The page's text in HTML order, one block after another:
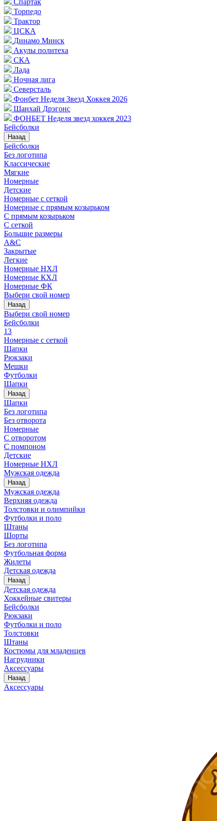
Спартак
Торпедо
Трактор
ЦСКА
Динамо Минск
Акулы политеха
СКА
Лада
Ночная лига
Северсталь
Фонбет Неделя Звезд Хоккея 2026
Шанхай Дрэгонс
ФОНБЕТ Неделя звезд хоккея 2023
Бейсболки
Назад
Бейсболки
Без логотипа
Классические
Мягкие
Номерные
Детские
Номерные с сеткой
Номерные с прямым козырьком
С прямым козырьком
С сеткой
Большие размеры
A&C
Закрытые
Легкие
Номерные НХЛ
Номерные КХЛ
Номерные ФК
Выбери свой номер
Назад
Выбери свой номер
Бейсболки
13
Номерные с сеткой
Шапки
Рюкзаки
Мешки
Футболки
Шапки
Назад
Шапки
Без логотипа
Без отворота
Номерные
С отворотом
С помпоном
Детские
Номерные НХЛ
Мужская одежда
Назад
Мужская одежда
Верхняя одежда
Толстовки и олимпийки
Футболки и поло
Штаны
Шорты
Без логотипа
Футбольная форма
Жилеты
Детская одежда
Назад
Детская одежда
Хоккейные свитеры
Бейсболки
Рюкзаки
Футболки и поло
Толстовки
Штаны
Костюмы для младенцев
Нагрудники
Аксессуары
Назад
Аксессуары